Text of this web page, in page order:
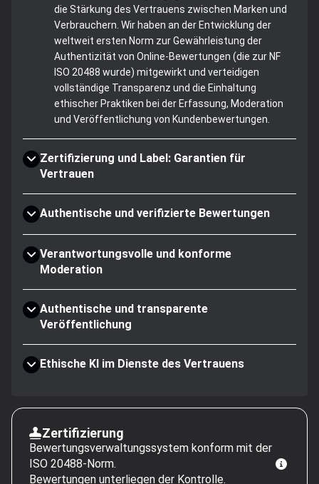
die Stärkung des Vertrauens zwischen Marken und
Verbrauchern. Wir haben an der Entwicklung der
weltweit ersten Norm zur Gewährleistung der
Authentizität von Online-Bewertungen (die zur NF
ISO 20488 wurde) mitgewirkt und verteidigen
vollständige Transparenz und die Einhaltung
ethischer Praktiken bei der Erfassung, Moderation
und Veröffentlichung von Kundenbewertungen.
Zertifizierung und Label: Garantien für
Vertrauen
Authentische und verifizierte Bewertungen
Verantwortungsvolle und konforme
Moderation
Authentische und transparente
Veröffentlichung
Ethische KI im Dienste des Vertrauens
Zertifizierung
Bewertungsverwaltungssystem konform mit der
ISO 20488-Norm.
Bewertungen unterliegen der Kontrolle.